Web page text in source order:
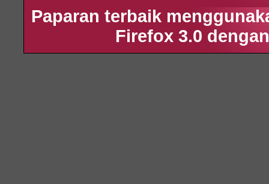
Paparan terbaik
Firefox 3.0